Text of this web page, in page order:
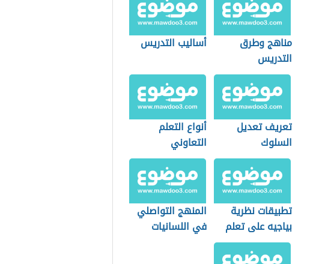
مناهج وطرق
التدريس
أساليب التدريس
تعريف تعديل
السلوك
أنواع التعلم
التعاوني
تطبيقات نظرية
بياجيه على تعلم
الحساب
المنهج التواصلي
في اللسانيات